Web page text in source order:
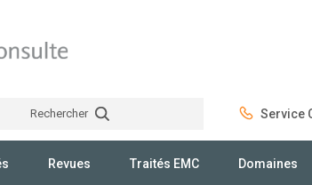
Rechercher Service
Revues Traités EMC Domaines